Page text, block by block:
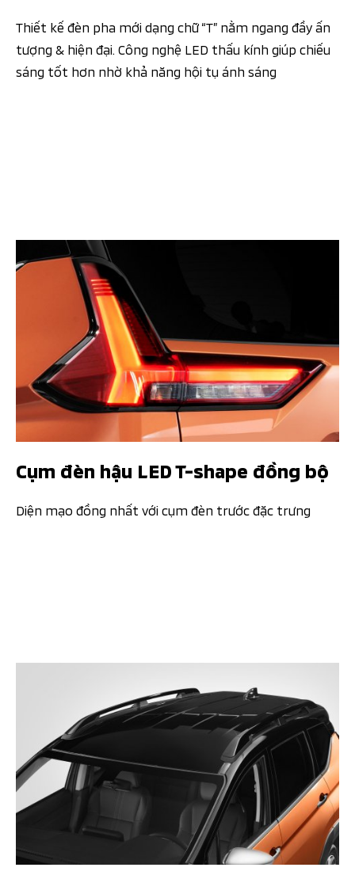
Thiết kế đèn pha mới dạng chữ “T” nằm ngang đầy ấn
tượng & hiện đại. Công nghệ LED thấu kính giúp chiếu
sáng tốt hơn nhờ khả năng hội tụ ánh sáng
Cụm đèn hậu LED T-shape đồng bộ
Diện mạo đồng nhất với cụm đèn trước đặc trưng​